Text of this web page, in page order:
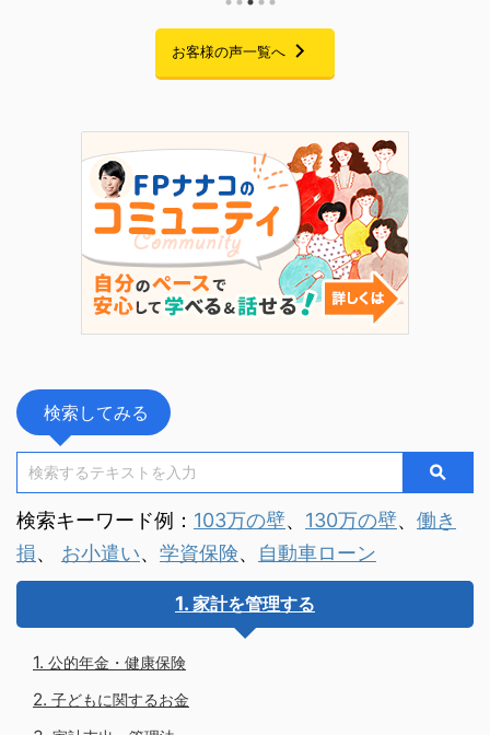
革プログラ
また熱意あふれる素晴らしいご感想を
たくさんお寄せいただきました。この
場を借りて、心より御礼申し上げま
す。 セミナーでお話ししたこと 私自
のすべてがゼロで、手元にあるのは
FP資格だけという状態からのスター
トでした。 今回のセミナーでは ...
なぜ「自分
の伴走を経
お客様の声一覧へ
検索してみる
検索キーワード例： 103万の壁、 130万の壁、 働き
損、 お小遣い、 学資保険、 自動車ローン
家計を管理する
公的年金・健康保険
子どもに関するお金